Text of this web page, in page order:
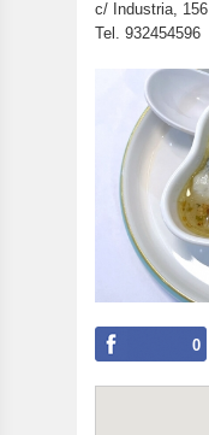
c/ Industria, 156
Tel. 932454596
0